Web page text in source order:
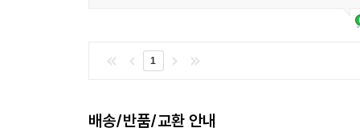
1
배송/반품/교환 안내